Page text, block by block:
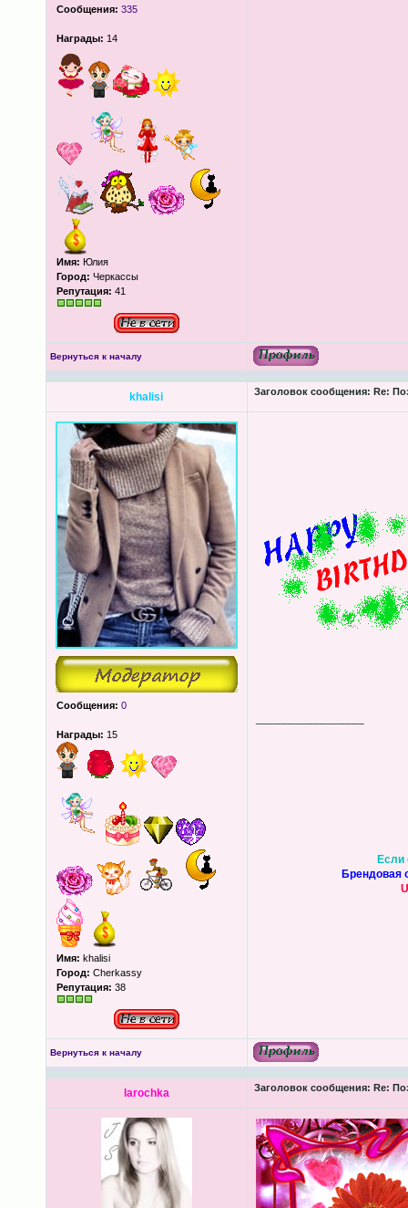
Сообщения: 335
Награды: 14
Имя: Юлия
Город: Черкассы
Репутация: 41
Вернуться к началу
khalisi Заголовок сообщения: Re:
Сообщения: 0
Награды: 15
Имя: khalisi
Город: Cherkassy
Репутация: 38
Если
Брендовая
Вернуться к началу
larochka Заголовок сообщения: Re: